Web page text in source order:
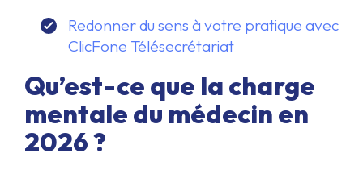
Redonner du sens à votre pratique avec
ClicFone Télésecrétariat
Qu’est-ce que la charge
mentale du médecin en
2026 ?